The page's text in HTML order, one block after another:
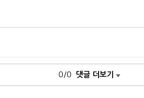
0/0 댓글 더보기